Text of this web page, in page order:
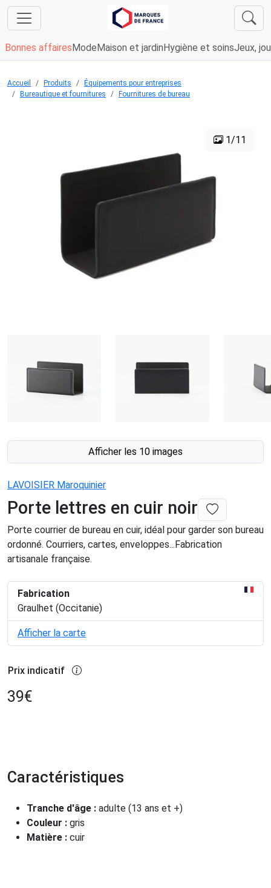
Bonnes affaires Mode Maison et jardin Hygiène et soinsJeux,
Accueil Produits
Équipements pour entreprises
Bureautique et fournitures
Fournitures de bureau
1/11
Afficher les 10 images
LAVOISIER Maroquinier
Porte lettres en cuir noir
Porte courrier de bureau en cuir, idéal pour garder son bureau
ordonné. Courriers, cartes, enveloppes...Fabrication
artisanale française.
Fabrication
Graulhet (Occitanie)
Afficher la carte
Prix indicatif
39€
Caractéristiques
Tranche d'âge : adulte (13 ans et +)
Couleur : gris
Matière : cuir